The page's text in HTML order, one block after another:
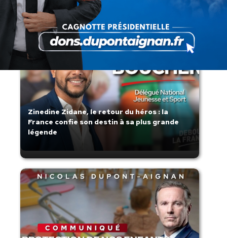
Zinedine Zidane, le retour du héros : la
France confie son destin à sa plus grande
légende